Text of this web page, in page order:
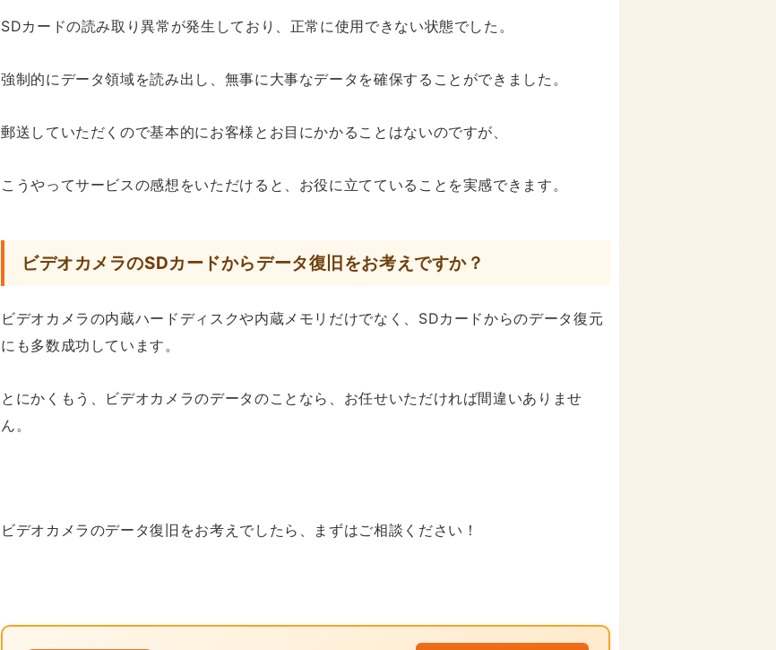
SDカードの読み取り異常が発生しており、正常に使用できない状態でした。
強制的にデータ領域を読み出し、無事に大事なデータを確保することができました。
郵送していただくので基本的にお客様とお目にかかることはないのですが、
こうやってサービスの感想をいただけると、お役に立てていることを実感できます。
ビデオカメラのSDカードからデータ復旧をお考えですか？
ビデオカメラの内蔵ハードディスクや内蔵メモリだけでなく、SDカードからのデータ復元
にも多数成功しています。
とにかくもう、ビデオカメラのデータのことなら、お任せいただければ間違いありませ
ん。
ビデオカメラのデータ復旧をお考えでしたら、まずはご相談ください！